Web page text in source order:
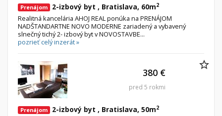
Prenájom 2-izbový byt , Bratislava, 60m2
Realitná kancelária AHOJ REAL ponúka na PRENÁJOM
NADŠTANDARTNE NOVO MODERNE zariadený a vybavený
slnečný tichý 2- izbový byt v NOVOSTAVBE...
pozrieť celý inzerát »
Prenájom 2-izbový byt , Bratislava, 50m2
380 €
pred 5 rokmi